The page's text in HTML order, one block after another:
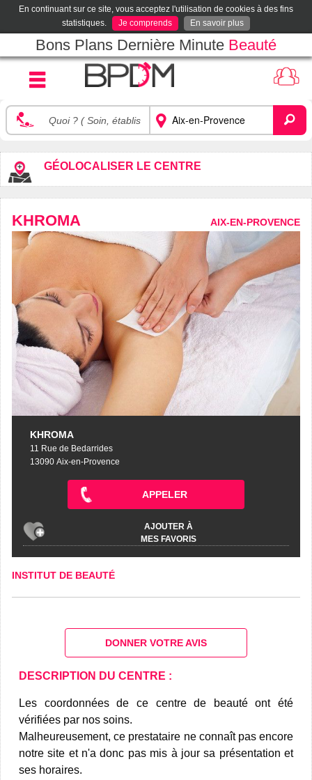
En continuant sur ce site, vous acceptez l'utilisation de cookies à des fins
statistiques.
Je comprends En savoir plus
Bons Plans Dernière Minute Beauté
GÉOLOCALISER LE CENTRE
KHROMA AIX-EN-PROVENCE
KHROMA
11 Rue de Bedarrides
13090 Aix-en-Provence
APPELER
AJOUTER À
MES FAVORIS
INSTITUT DE BEAUTÉ
DONNER VOTRE AVIS
DESCRIPTION DU CENTRE :
Les coordonnées de ce centre de beauté ont été
vérifiées par nos soins.
Malheureusement, ce prestataire ne connaît pas encore
notre site et n'a donc pas mis à jour sa présentation et
ses horaires.